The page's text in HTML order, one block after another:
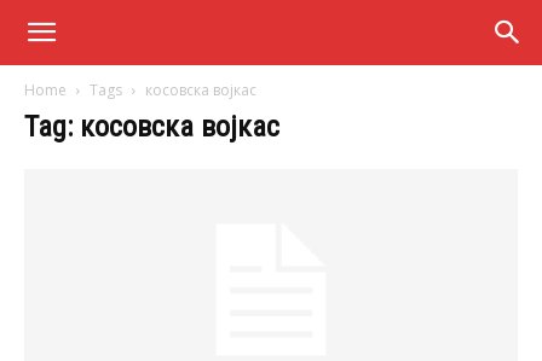
Home Tags косовска војкас
Tag: косовска војкас